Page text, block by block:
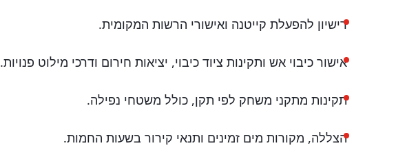
רישיון להפעלת קייטנה ואישורי הרשות המקומית.
אישור כיבוי אש ותקינות ציוד כיבוי, יציאות חירום ודרכי מילוט פנויות.
תקינות מתקני משחק לפי תקן, כולל משטחי נפילה.
הצללה, מקורות מים זמינים ותנאי קירור בשעות החמות.